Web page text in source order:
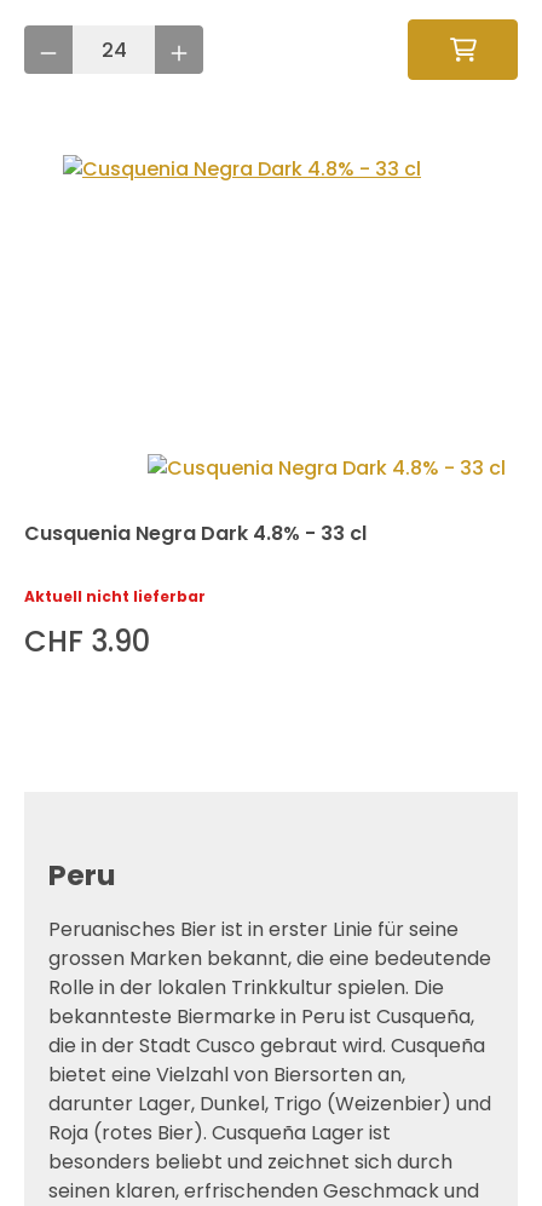
Cusquenia Negra Dark 4.8% - 33 cl
Aktuell nicht lieferbar
CHF 3.90
Peru
Peruanisches Bier ist in erster Linie für seine
grossen Marken bekannt, die eine bedeutende
Rolle in der lokalen Trinkkultur spielen. Die
bekannteste Biermarke in Peru ist Cusqueña,
die in der Stadt Cusco gebraut wird. Cusqueña
bietet eine Vielzahl von Biersorten an,
darunter Lager, Dunkel, Trigo (Weizenbier) und
Roja (rotes Bier). Cusqueña Lager ist
besonders beliebt und zeichnet sich durch
seinen klaren, erfrischenden Geschmack und